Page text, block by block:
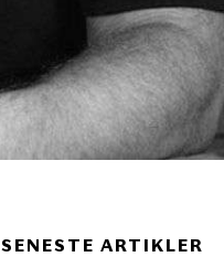
SENESTE ARTIKLER